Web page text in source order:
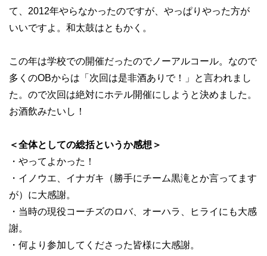
て、2012年やらなかったのですが、やっぱりやった方が
いいですよ。和太鼓はともかく。
この年は学校での開催だったのでノーアルコール。なので
多くのOBからは「次回は是非酒ありで！」と言われまし
た。ので次回は絶対にホテル開催にしようと決めました。
お酒飲みたいし！
＜全体としての総括というか感想＞
・やってよかった！
・イノウエ、イナガキ（勝手にチーム黒滝とか言ってます
が）に大感謝。
・当時の現役コーチズのロバ、オーハラ、ヒライにも大感
謝。
・何より参加してくださった皆様に大感謝。